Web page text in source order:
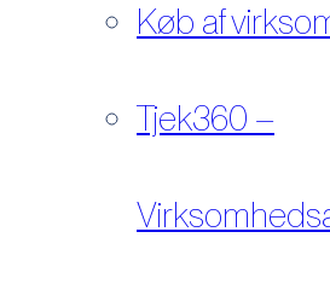
Køb af
Tjek360 –